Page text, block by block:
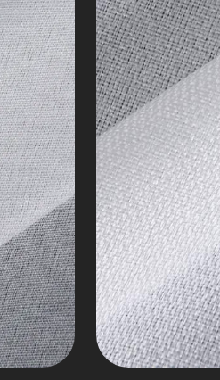
Interlining
bukan
tenunan
Nilon
Poliester
Campuran
Bukan
Tenunan
Siri
8